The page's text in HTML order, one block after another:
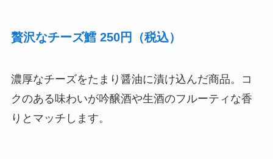
贅沢なチーズ鱈 250円 （税込）
濃厚なチーズをたまり醤油に漬け込んだ商品。コ
クのある味わいが吟醸酒や生酒のフルーティな香
りとマッチします。